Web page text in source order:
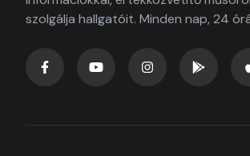
szolgálja hallgatóit. Minden nap, 24